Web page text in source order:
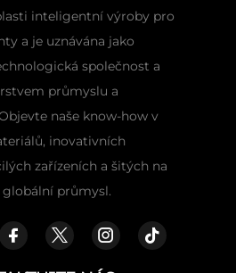
inteligentní výroby pro
a je uznávána jako
společnost a
průmyslu a
naše know-how v
inovativních
zařízeních a šitých na
průmysl.